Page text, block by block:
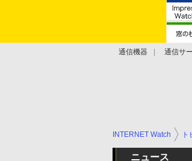
通信機器 通信サ
INTERNET Watch ト
ニュース